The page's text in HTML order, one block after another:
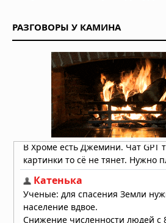
Физики
время: фотоны
атомы
Вчера в 08:00
В песках
неизвестный
созданный
Вчера в 07:00
Неведомый
изменило
океаном
РАЗГОВОРЫ У КАМИНА